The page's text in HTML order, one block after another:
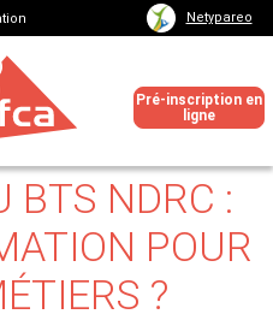
Netypareo
Pré-inscription en
ligne
BTS NDRC :
POUR
?